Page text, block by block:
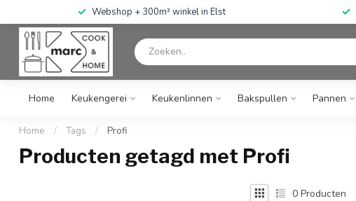
Webshop + 300m² winkel in Elst
Home Keukengerei Keukenlinnen Bakspullen Pannen
Home / Tags / Profi
Producten getagd met Profi
0 Producten